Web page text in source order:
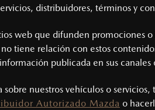
distribuidores, términos y
web que difunden promociones
tiene relación con estos
información publicada en sus canales
sobre nuestros vehículos o
Autorizado Mazda o